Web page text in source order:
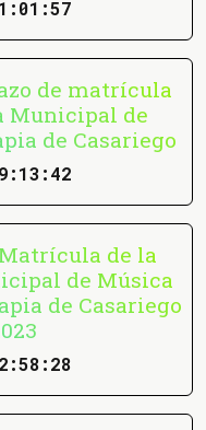
de matrícula
Municipal de
de Casariego
de la
de Música
de Casariego